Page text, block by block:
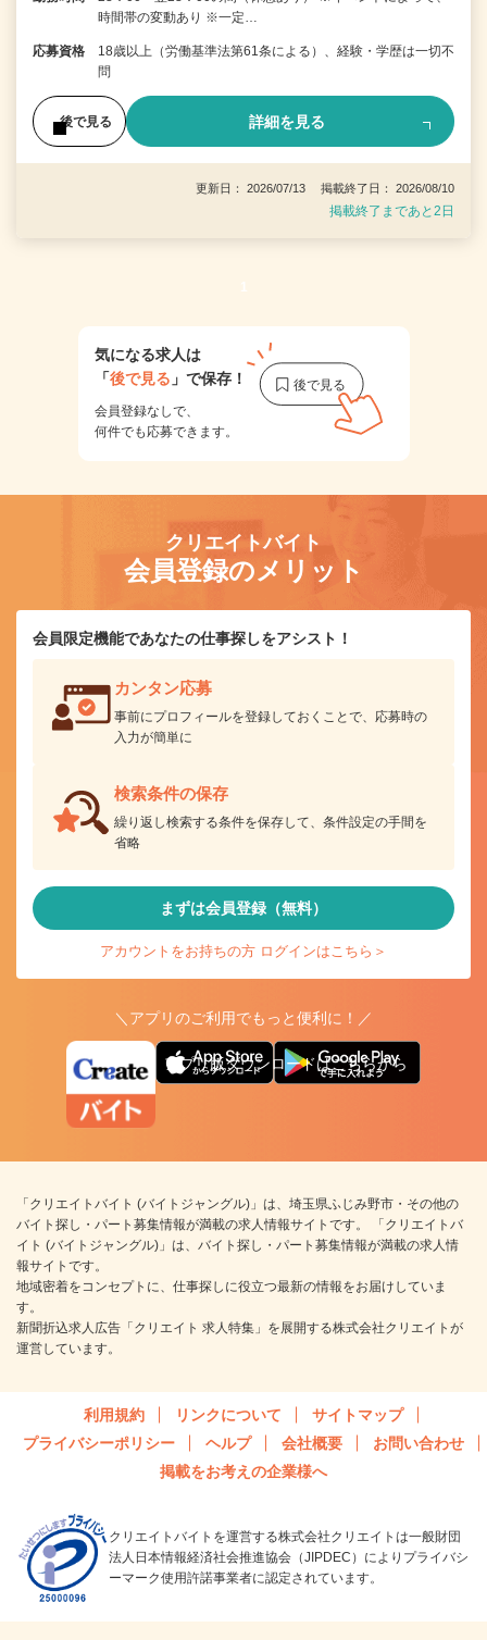
時間帯の変動あり ※一定…
応募資格
18歳以上（労働基準法第61条による）、経験・学歴は一切不
問
後で見る 詳細を見る
更新日： 2026/07/13 掲載終了日： 2026/08/10
掲載終了まであと2日
1
気になる求人は
「後で見る 」で保存！
会員登録なしで、
何件でも応募できます。
クリエイトバイト
会員登録のメリット
会員限定機能であなたの仕事探しをアシスト！
カンタン応募
事前にプロフィールを登録しておくことで、応募時の
入力が簡単に
検索条件の保存
繰り返し検索する条件を保存して、条件設定の手間を
省略
まずは会員登録（無料）
アカウントをお持ちの方 ログインはこちら＞
＼アプリのご利用でもっと便利に！／
アプリ版ダウンロードはこちらから
「クリエイトバイト (バイトジャングル)」は、埼玉県ふじみ野市・その他の
バイト探し・パート募集情報が満載の求人情報サイトです。 「クリエイトバ
イト (バイトジャングル)」は、バイト探し・パート募集情報が満載の求人情
報サイトです。
地域密着をコンセプトに、仕事探しに役立つ最新の情報をお届けしていま
す。
新聞折込求人広告「クリエイト 求人特集」を展開する株式会社クリエイトが
運営しています。
利用規約 リンクについて
サイトマップ
プライバシーポリシー
ヘルプ 会社概要
お問い合わせ
掲載をお考えの企業様へ
クリエイトバイトを運営する株式会社クリエイトは一般財団
法人日本情報経済社会推進協会（JIPDEC）によりプライバシ
ーマーク使用許諾事業者に認定されています。